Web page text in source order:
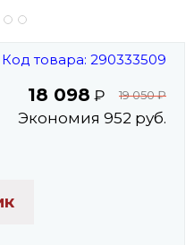
Код товара: 290333509
19 050₽
18 098 ₽
Экономия 952 руб.